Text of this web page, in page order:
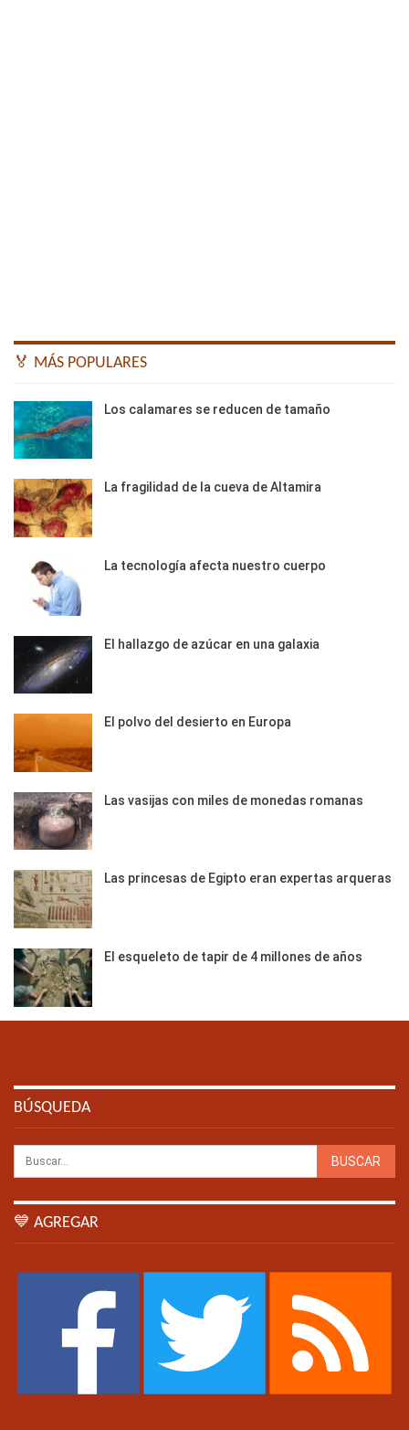
🏅 MÁS POPULARES
Los calamares se reducen de tamaño
La fragilidad de la cueva de Altamira
La tecnología afecta nuestro cuerpo
El hallazgo de azúcar en una galaxia
El polvo del desierto en Europa
Las vasijas con miles de monedas romanas
Las princesas de Egipto eran expertas arqueras
El esqueleto de tapir de 4 millones de años
BÚSQUEDA
💙 AGREGAR